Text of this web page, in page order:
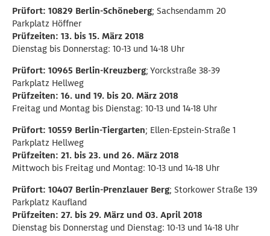
Prüfort: 10829 Berlin-Schöneberg; Sachsendamm 20
Parkplatz Höffner
Prüfzeiten: 13. bis 15. März 2018
Dienstag bis Donnerstag: 10-13 und 14-18 Uhr
Prüfort: 10965 Berlin-Kreuzberg; Yorckstraße 38-39
Parkplatz Hellweg
Prüfzeiten: 16. und 19. bis 20. März 2018
Freitag und Montag bis Dienstag: 10-13 und 14-18 Uhr
Prüfort: 10559 Berlin-Tiergarten; Ellen-Epstein-Straße 1
Parkplatz Hellweg
Prüfzeiten: 21. bis 23. und 26. März 2018
Mittwoch bis Freitag und Montag: 10-13 und 14-18 Uhr
Prüfort: 10407 Berlin-Prenzlauer Berg; Storkower Straße 139
Parkplatz Kaufland
Prüfzeiten: 27. bis 29. März und 03. April 2018
Dienstag bis Donnerstag und Dienstag: 10-13 und 14-18 Uhr